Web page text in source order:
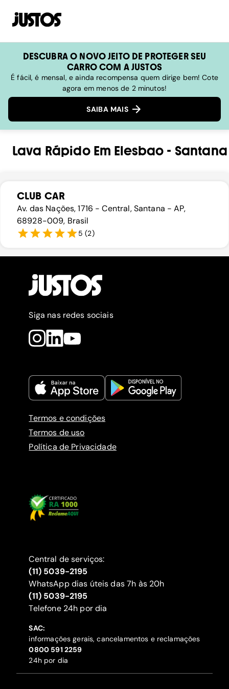
DESCUBRA O NOVO JEITO DE PROTEGER SEU
CARRO COM A JUSTOS
É fácil, é mensal, e ainda recompensa quem dirige bem! Cote
agora em menos de 2 minutos!
SAIBA MAIS
Lava RápidoEm Elesbao - Santana
CLUB CAR
Av. das Nações, 1716 - Central, Santana - AP,
68928-009, Brasil
5 (2)
Siga nas redes sociais
Termos e condições
Termos de uso
Política de Privacidade
Central de serviços:
(11) 5039-2195
WhatsApp dias úteis das 7h às 20h
(11) 5039-2195
‍Telefone 24h por dia
SAC:
informações gerais, cancelamentos e reclamações
‍0800 591 2259
24h por dia